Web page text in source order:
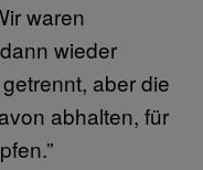
waren
wieder
aber die
abhalten, für